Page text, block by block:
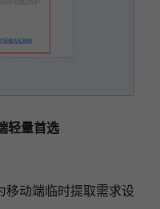
轻量首选
移动端临时提取需求设